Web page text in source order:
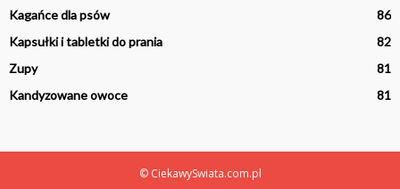
Kagańce dla psów
86
Kapsułki i tabletki do prania
82
Zupy
81
Kandyzowane owoce
81
© CiekawySwiata.com.pl